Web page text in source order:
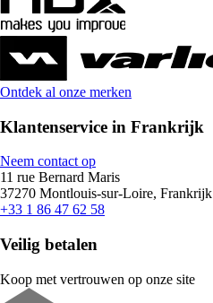
Ontdek al onze merken
Klantenservice in Frankrijk
Neem contact op
11 rue Bernard Maris
37270 Montlouis-sur-Loire, Frankrijk
+33 1 86 47 62 58
Veilig betalen
Koop met vertrouwen op onze site